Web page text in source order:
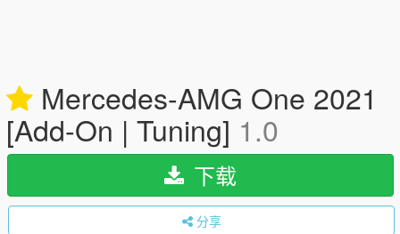
Mercedes-AMG One 2021
[Add-On | Tuning] 1.0
下载
分享